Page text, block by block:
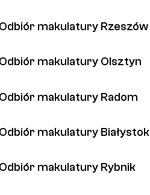
Odbiór makulatury Rzeszów
Odbiór makulatury Olsztyn
Odbiór makulatury Radom
Odbiór makulatury Białystok
Odbiór makulatury Rybnik